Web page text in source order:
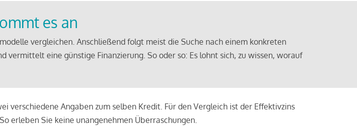
es an
vergleichen. Anschließend folgt meist die Suche nach einem konkreten
eine günstige Finanzierung. So oder so: Es lohnt sich, zu wissen, worauf
verschiedene Angaben zum selben Kredit. Für den Vergleich ist der Effektivzins
erleben Sie keine unangenehmen Überraschungen.